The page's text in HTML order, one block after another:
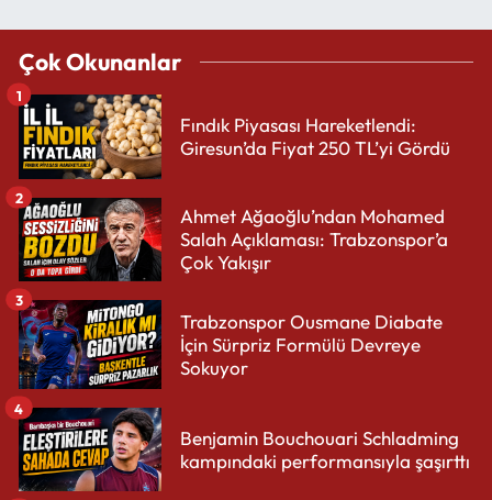
Çok Okunanlar
Fındık Piyasası Hareketlendi:
Giresun’da Fiyat 250 TL’yi Gördü
1
Ahmet Ağaoğlu’ndan Mohamed
Salah Açıklaması: Trabzonspor’a
Çok Yakışır
2
Trabzonspor Ousmane Diabate
İçin Sürpriz Formülü Devreye
Sokuyor
3
Benjamin Bouchouari Schladming
kampındaki performansıyla şaşırttı
4